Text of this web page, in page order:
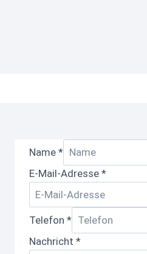
E-
Adresse
Nachricht
Name
Name *
E-Mail-Adresse *
Telefon *
Nachricht *